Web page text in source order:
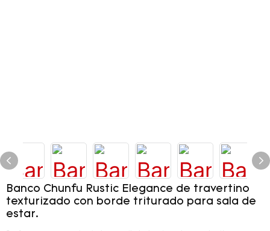
Banco Chunfu Rustic Elegance de travertino
texturizado con borde triturado para sala de
estar.